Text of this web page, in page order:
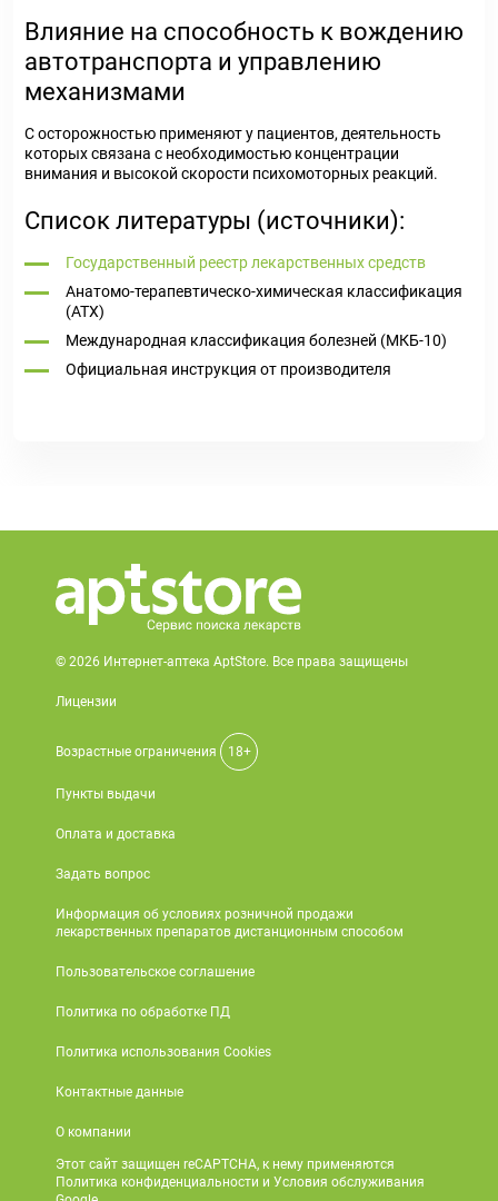
Влияние на способность к вождению
автотранспорта и управлению
механизмами
С осторожностью применяют у пациентов, деятельность
которых связана с необходимостью концентрации
внимания и высокой скорости психомоторных реакций.
Список литературы (источники):
Государственный реестр лекарственных средств
Анатомо-терапевтическо-химическая классификация
(ATX)
Международная классификация болезней (МКБ-10)
Официальная инструкция от производителя
© 2026 Интернет-аптека AptStore. Все права защищены
Лицензии
Возрастные ограничения 18+
Пункты выдачи
Оплата и доставка
Задать вопрос
Информация об условиях розничной продажи
лекарственных препаратов дистанционным способом
Пользовательское соглашение
Политика по обработке ПД
Политика использования Cookies
Контактные данные
О компании
Этот сайт защищен reCAPTCHA, к нему применяются
Политика конфиденциальности и Условия обслуживания